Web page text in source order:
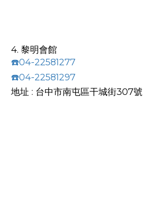
4. 黎明會館
☎️04-22581277
☎️04-22581297
地址 : 台中市南屯區干城街307號